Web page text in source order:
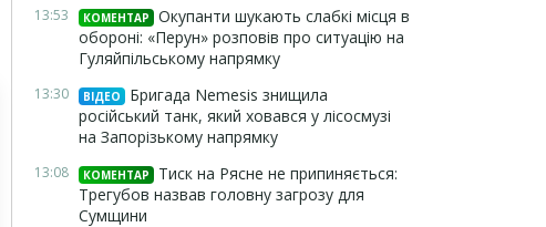
13:53 КОМЕНТАР
Окупанти шукають слабкі місця в
обороні: «Перун» розповів про ситуацію на
Гуляйпільському напрямку
13:30 ВІДЕО
Бригада Nemesis знищила
російський танк, який ховався у лісосмузі
на Запорізькому напрямку
13:08 КОМЕНТАР
Тиск на Рясне не припиняється:
Трегубов назвав головну загрозу для
Сумщини